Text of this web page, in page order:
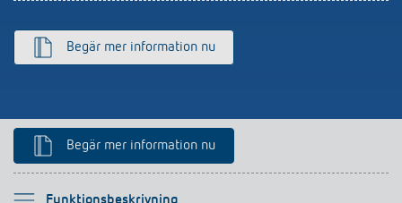
Begär mer information nu
Begär mer information nu